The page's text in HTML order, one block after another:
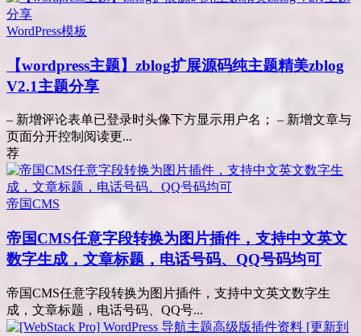
WordPress模板
【wordpress主题】zblog扩展源码纯主题精美zblog
V2.1主题分享
– 新增评论表单已登录时头像下方显示用户名； – 新增文章与
页面分开控制阅读更...
荐
帝国CMS
帝国CMS任意字段转换为图片插件，支持中文英文
数字生成，文章标题，电话号码、QQ号码均可
帝国CMS任意字段转换为图片插件，支持中文英文数字生
成，文章标题，电话号码、QQ号...